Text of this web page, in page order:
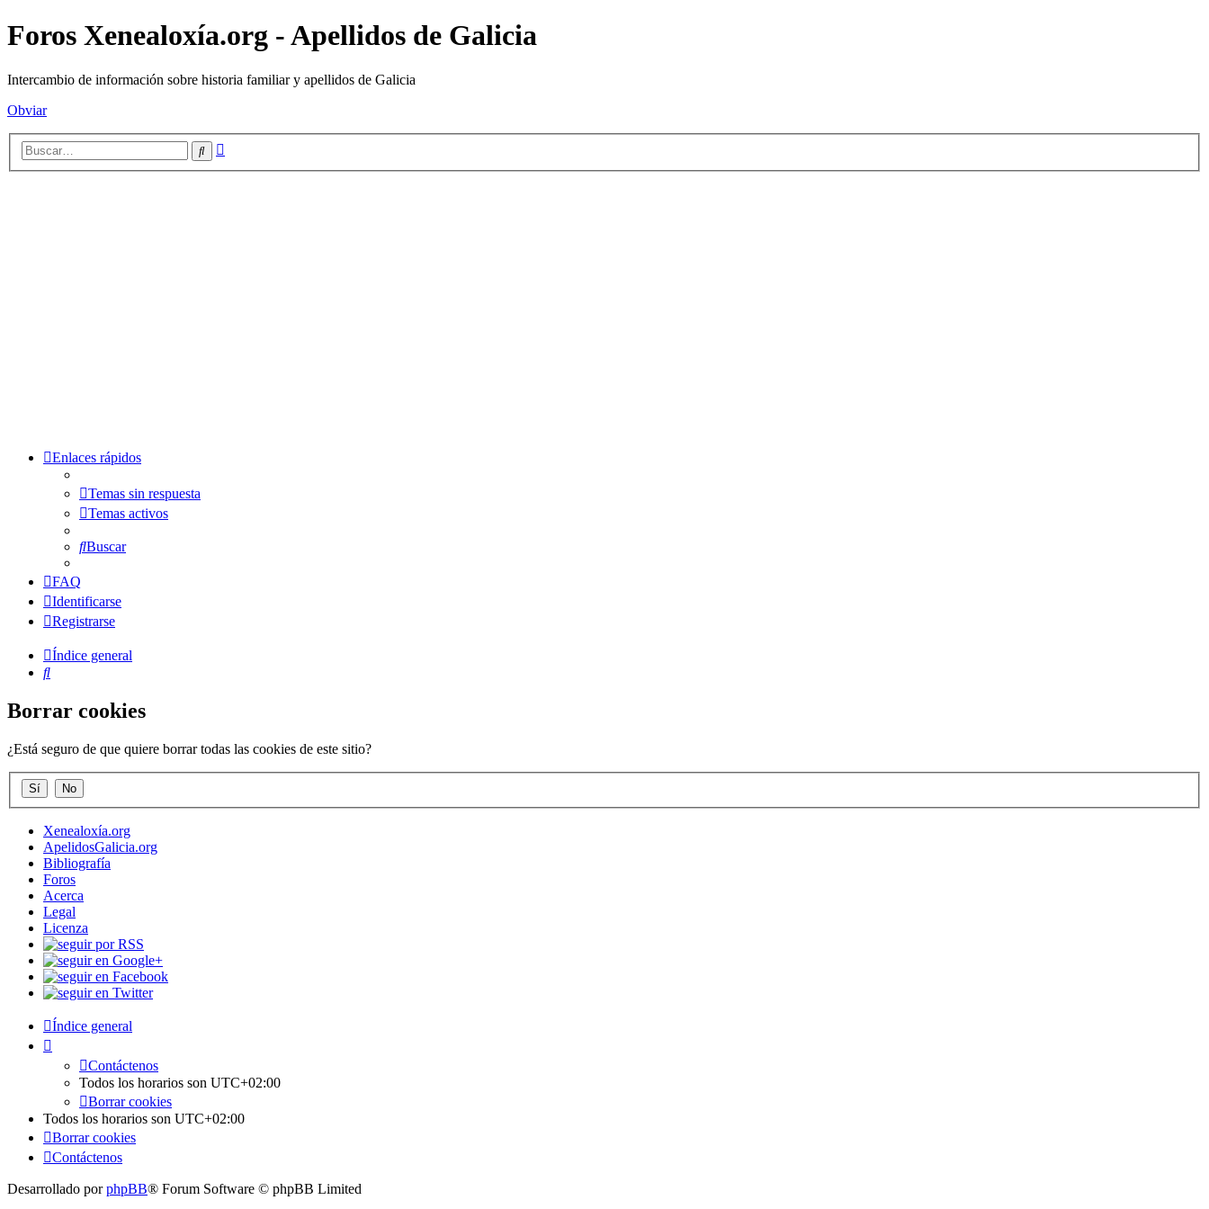
Foros Xenealoxía.org - Apellidos de Galicia
Intercambio de información sobre historia familiar y apellidos de Galicia
Obviar
Buscar
Enlaces rápidos
Temas sin respuesta
Temas activos
Buscar
FAQ
Identificarse
Registrarse
Índice general
Buscar
Borrar cookies
¿Está seguro de que quiere borrar todas las cookies de este sitio?
Xenealoxía.org
ApelidosGalicia.org
Bibliografía
Foros
Acerca
Legal
Licenza
Índice general
Contáctenos
Todos los horarios son UTC+02:00
Borrar cookies
Todos los horarios son UTC+02:00
Borrar cookies
Contáctenos
Desarrollado porphpBB® Forum Software © phpBB Limited